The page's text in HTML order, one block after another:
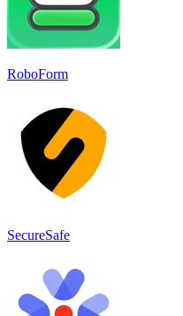
RoboForm
SecureSafe